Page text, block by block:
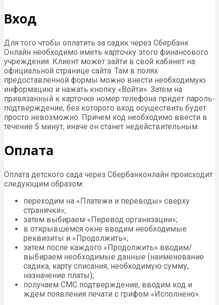
Вход
Для того чтобы оплатить за садик через Сбербанк
Онлайн необходимо иметь карточку этого финансового
учреждения. Клиент может зайти в свой кабинет на
официальной странице сайта. Там в полях
предоставленной формы можно внести необходимую
информацию и нажать кнопку «Войти». Затем на
привязанный к карточке номер телефона придет пароль-
подтверждение, без которого вход осуществить будет
просто невозможно. Причем код необходимо ввести в
течение 5 минут, иначе он станет недействительным.
Оплата
Оплата детского сада через Сбербанконлайн происходит
следующим образом:
переходим на «Платежи и переводы» сверху
странички»;
затем выбираем «Перевод организации»;
в открывшемся окне вводим необходимые
реквизиты и «Продолжить»;
затем после каждого «Продолжить» вводим/
выбираем необходимые данные (наименование
садика, карту списания, необходимую сумму,
назначение платы);
получаем СМС подтверждение, вводим код и
ждем появления печати с грифом «Исполнено».